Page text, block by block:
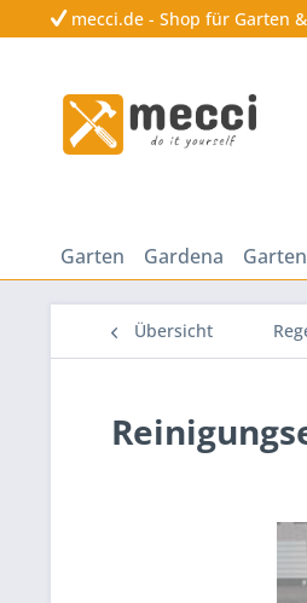
mecci.de - Shop für Garten
Garten Gardena
Übersicht